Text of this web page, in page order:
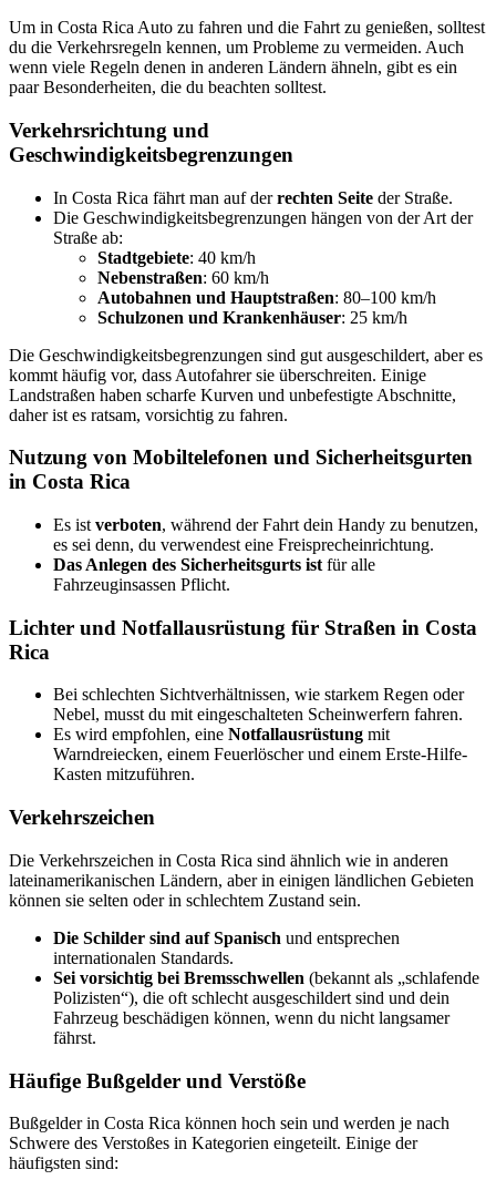
Um in Costa Rica Auto zu fahren und die Fahrt zu genießen, solltest
du die Verkehrsregeln kennen, um Probleme zu vermeiden. Auch
wenn viele Regeln denen in anderen Ländern ähneln, gibt es ein
paar Besonderheiten, die du beachten solltest.
Verkehrsrichtung und
Geschwindigkeitsbegrenzungen
In Costa Rica fährt man auf derrechten Seite der Straße.
Die Geschwindigkeitsbegrenzungen hängen von der Art der
Straße ab:
Stadtgebiete: 40 km/h
Nebenstraßen: 60 km/h
Autobahnen und Hauptstraßen: 80–100 km/h
Schulzonen und Krankenhäuser: 25 km/h
Die Geschwindigkeitsbegrenzungen sind gut ausgeschildert, aber es
kommt häufig vor, dass Autofahrer sie überschreiten. Einige
Landstraßen haben scharfe Kurven und unbefestigte Abschnitte,
daher ist es ratsam, vorsichtig zu fahren.
Nutzung von Mobiltelefonen und Sicherheitsgurten
in Costa Rica
Es ist verboten, während der Fahrt dein Handy zu benutzen,
es sei denn, du verwendest eine Freisprecheinrichtung.
Das Anlegen des Sicherheitsgurts ist für alle
Fahrzeuginsassen Pflicht.
Lichter und Notfallausrüstung für Straßen in Costa
Rica
Bei schlechten Sichtverhältnissen, wie starkem Regen oder
Nebel, musst du mit eingeschalteten Scheinwerfern fahren.
Es wird empfohlen, eine Notfallausrüstung mit
Warndreiecken, einem Feuerlöscher und einem Erste-Hilfe-
Kasten mitzuführen.
Verkehrszeichen
Die Verkehrszeichen in Costa Rica sind ähnlich wie in anderen
lateinamerikanischen Ländern, aber in einigen ländlichen Gebieten
können sie selten oder in schlechtem Zustand sein.
Die Schilder sind auf Spanisch und entsprechen
internationalen Standards.
Sei vorsichtig bei Bremsschwellen (bekannt als „schlafende
Polizisten“), die oft schlecht ausgeschildert sind und dein
Fahrzeug beschädigen können, wenn du nicht langsamer
fährst.
Häufige Bußgelder und Verstöße
Bußgelder in Costa Rica können hoch sein und werden je nach
Schwere des Verstoßes in Kategorien eingeteilt. Einige der
häufigsten sind: